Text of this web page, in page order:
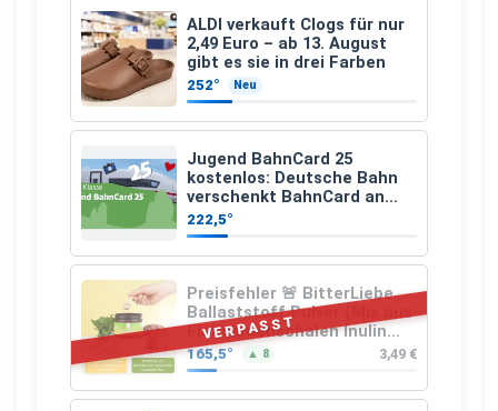
ALDI verkauft Clogs für nur
2,49 Euro – ab 13. August
gibt es sie in drei Farben
252° Neu
Jugend BahnCard 25
kostenlos: Deutsche Bahn
verschenkt BahnCard an
Kinder und Jugendliche
222,5°
VERPASST
Preisfehler 🚨 BitterLiebe
Ballaststoff Pulver (Mix aus
Flohsamenschalen Inulin
(Präbiotika) Leinsamen &
Apfelfaser)
165,5° ▲ 8 3,49 €